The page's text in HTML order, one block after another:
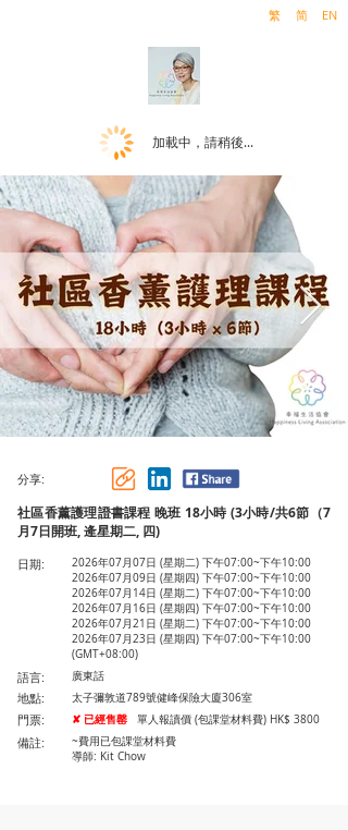
繁 简 EN
加載中，請稍後...
分享:
社區香薰護理證書課程 晚班 18小時 (3小時/共6節（7
月7日開班, 逄星期二, 四)
日期:
2026年07月07日 (星期二) 下午07:00~下午10:00
2026年07月09日 (星期四) 下午07:00~下午10:00
2026年07月14日 (星期二) 下午07:00~下午10:00
2026年07月16日 (星期四) 下午07:00~下午10:00
2026年07月21日 (星期二) 下午07:00~下午10:00
2026年07月23日 (星期四) 下午07:00~下午10:00
(GMT+08:00)
語言: 廣東話
地點: 太子彌敦道789號健峰保險大廈306室
門票: ✘ 已經售罄 單人報讀價 (包課堂材料費) HK$ 3800
備註:
~費用已包課堂材料費
導師: Kit Chow